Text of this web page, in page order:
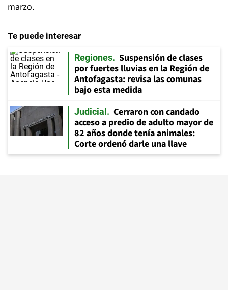
marzo.
Te puede interesar
Regiones
Suspensión de clases
por fuertes lluvias en la Región de
Antofagasta: revisa las comunas
bajo esta medida
Judicial
Cerraron con candado
acceso a predio de adulto mayor de
82 años donde tenía animales:
Corte ordenó darle una llave